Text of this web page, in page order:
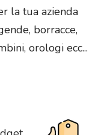
la tua azienda
borracce,
orologi ecc...